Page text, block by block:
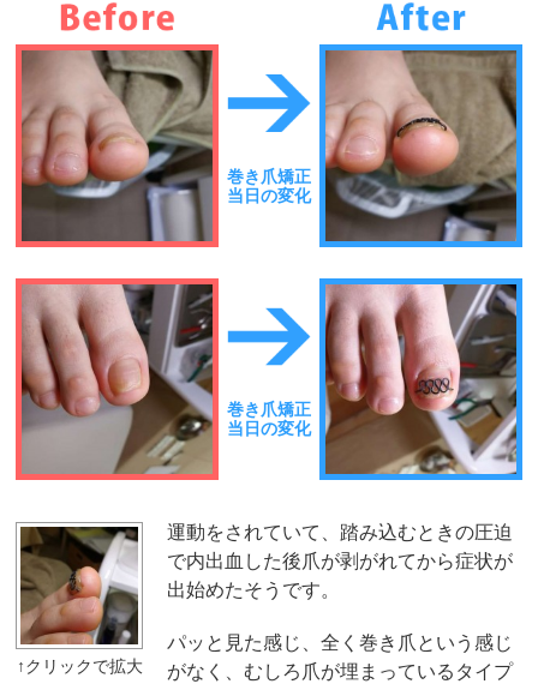
巻き爪矯正
当日の変化
巻き爪矯正
当日の変化
運動をされていて、踏み込むときの圧迫
で内出血した後爪が剥がれてから症状が
出始めたそうです。
パッと見た感じ、全く巻き爪という感じ
がなく、むしろ爪が埋まっているタイプ